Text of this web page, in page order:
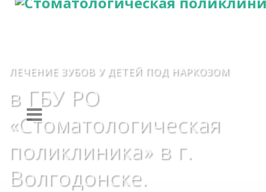
ЛЕЧЕНИЕ ЗУБОВ У ДЕТЕЙ ПОД НАРКОЗОМ
в ГБУ РО
«Стоматологическая
поликлиника» в г.
Волгодонске.